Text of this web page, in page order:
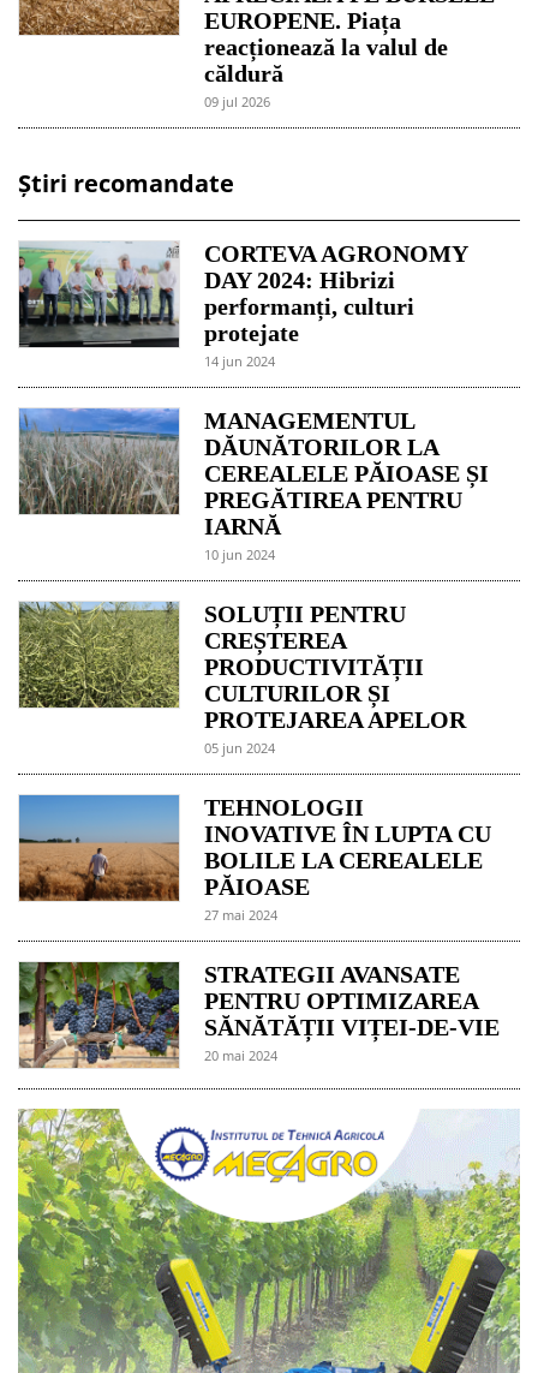
EUROPENE. Piața
reacționează la valul de
căldură
09 jul 2026
Știri recomandate
CORTEVA AGRONOMY
DAY 2024: Hibrizi
performanți, culturi
protejate
14 jun 2024
MANAGEMENTUL
DĂUNĂTORILOR LA
CEREALELE PĂIOASE ȘI
PREGĂTIREA PENTRU
IARNĂ
10 jun 2024
SOLUȚII PENTRU
CREȘTEREA
PRODUCTIVITĂȚII
CULTURILOR ȘI
PROTEJAREA APELOR
05 jun 2024
TEHNOLOGII
INOVATIVE ÎN LUPTA CU
BOLILE LA CEREALELE
PĂIOASE
27 mai 2024
STRATEGII AVANSATE
PENTRU OPTIMIZAREA
SĂNĂTĂȚII VIȚEI-DE-VIE
20 mai 2024